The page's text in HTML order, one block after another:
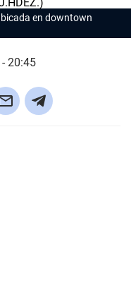
en downtown
20:45